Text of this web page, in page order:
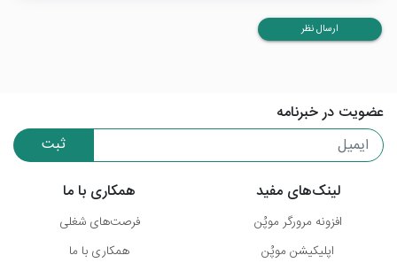
ارسال نظر
عضویت در خبرنامه
ثبت
لینک‌های مفید
افزونه مرورگر موپُن
اپلیکیشن موپُن
همکاری با ما
فرصت‌های شغلی
همکاری با ما